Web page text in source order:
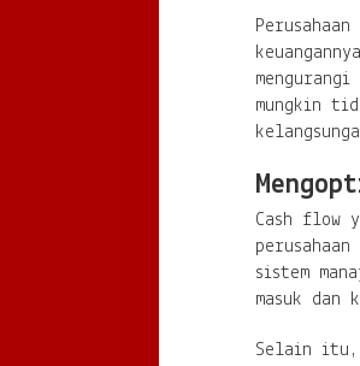
mungkin
Cash flow
sistem
masuk
Selain itu,